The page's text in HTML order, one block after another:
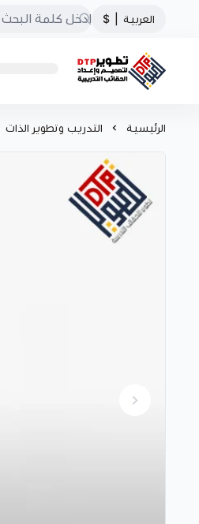
العربية $
تطوير الحقائب التدريبية
الرئيسية التدريب وتطوير الذات